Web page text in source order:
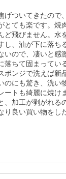
げついてきたので
とても楽です。焼
ど飛びません。水
し、油が下に落ち
いので、凄いと感
落ちて固まってい
ポンジで洗えば新
のにも驚き、洗い
ートも綺麗に焼け
、加工が剥がれる
良い買い物をし